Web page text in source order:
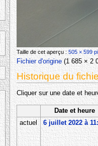
Taille de cet aperçu :505 × 599
Fichier d'origine‎(1 685 × 2
Historique du
Cliquer sur une date et
Date et heure
actuel
6 juillet 2022 à